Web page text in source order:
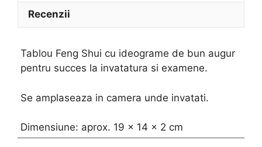
Recenzii
Tablou Feng Shui cu ideograme de bun augur
pentru succes la invatatura si examene.
Se amplaseaza in camera unde invatati.
Dimensiune: aprox. 19 x 14 x 2 cm